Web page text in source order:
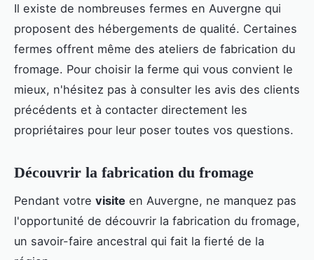
Il existe de nombreuses fermes en Auvergne qui
proposent des hébergements de qualité. Certaines
fermes offrent même des ateliers de fabrication du
fromage. Pour choisir la ferme qui vous convient le
mieux, n'hésitez pas à consulter les avis des clients
précédents et à contacter directement les
propriétaires pour leur poser toutes vos questions.
Découvrir la fabrication du fromage
Pendant votre visite en Auvergne, ne manquez pas
l'opportunité de découvrir la fabrication du fromage,
un savoir-faire ancestral qui fait la fierté de la